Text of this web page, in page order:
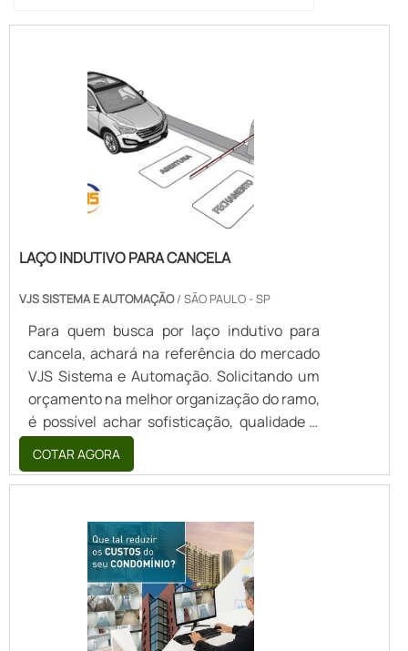
LAÇO INDUTIVO PARA CANCELA
VJS SISTEMA E AUTOMAÇÃO/ SÃO PAULO - SP
Para quem busca por laço indutivo para
cancela, achará na referência do mercado
VJS Sistema e Automação. Solicitando um
orçamento na melhor organização do ramo,
é possível achar sofisticação, qualidade e
preço justo em um só lugar.UM POUCO
MAIS SOBRE O LAÇO INDUTIVO PARA
CANCELAQuem precisa de laço indutivo
pela segurança, descobre a VJS Sistema e
Automação. A empresa atua com deslizante
social e catraca eletrônica, oferecendo o
que há de melhor no mercado para cada
cliente.Discorrendo ainda sobre o laço
COTAR AGORA